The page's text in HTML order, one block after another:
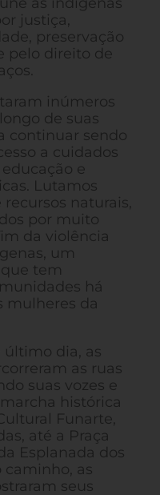
justiça,
preservação
pelo direito de
inúmeros
de suas
continuar sendo
a cuidados
e
Lutamos
naturais,
por muito
da violência
um
tem
há
mulheres da
último dia, as
as ruas
suas vozes e
histórica
Funarte,
até a Praça
Esplanada dos
caminho, as
seus